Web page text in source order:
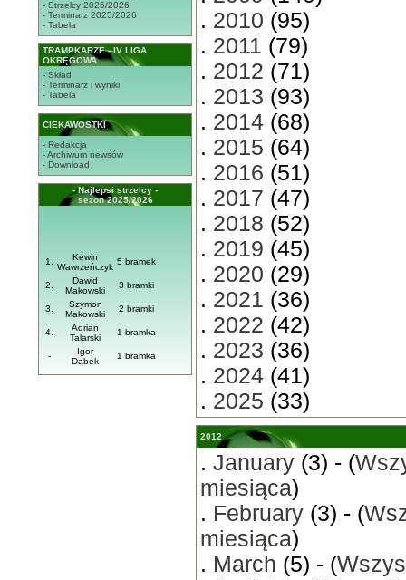
- Strzelcy 2025/2026
- Terminarz 2025/2026
- Tabela
TRAMPKARZE - IV LIGA
OKRĘGOWA
- Skład
- Terminarz i wyniki
- Tabela
CIEKAWOSTKI
- Redakcja
- Archiwum newsów
- Download
- Najlepsi strzelcy -
sezon 2025/2026
1.
Kewin
Wawrzeńczyk
5 bramek
2.
Dawid
Makowski
3 bramki
3.
Szymon
Makowski
2 bramki
4.
Adrian
Talarski
1 bramka
-
Igor
Dąbek
1 bramka
. 2010 (95)
. 2011 (79)
. 2012 (71)
. 2013 (93)
. 2014 (68)
. 2015 (64)
. 2016 (51)
. 2017 (47)
. 2018 (52)
. 2019 (45)
. 2020 (29)
. 2021 (36)
. 2022 (42)
. 2023 (36)
. 2024 (41)
. 2025 (33)
2012
. January (3) - (
miesiąca)
. February (3) - (
miesiąca)
. March (5) - (